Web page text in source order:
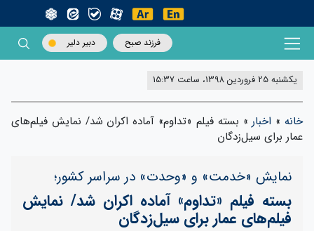
فرزند صبح دبیر دلیر
یکشنبه 25 فروردین 1398، ساعت 15:37
خانه» اخبار » بسته فیلم «تداوم» آماده اکران شد/ نمایش فیلم‌های
عمار برای سیل‌زدگان
نمایش «خدمت» و «وحدت» در سراسر کشور؛
بسته فیلم «تداوم» آماده اکران شد/ نمایش
فیلم‌های عمار برای سیل‌زدگان